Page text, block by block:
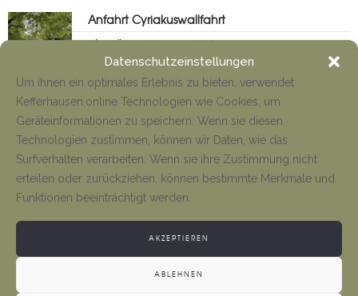
Datenschutzeinstellungen
Um ihnen ein optimales Erlebnis zu bieten, verwendet
Kefferhausen.online Technologien wie Cookies, um
Geräteinformationen zu speichern. Wenn sie diesen
Technologien zustimmen, können wir Daten, wie das
Surfverhalten verarbeiten. Wenn sie ihre Zustimmung nicht
erteilen oder zurückziehen, können bestimmte Merkmale und
Funktionen beeinträchtigt werden.
AKZEPTIEREN
ABLEHNEN
Anfahrt Cyriakuswallfahrt
Tino Jäger 1. August 2026
Neueröffnung Gaststätte
Gottesdienste und Vermeldungen
Tino Jäger 1. August 2026